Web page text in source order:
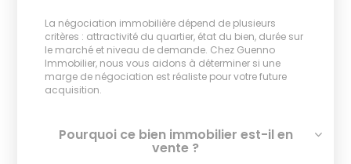
La négociation immobilière dépend de plusieurs
critères : attractivité du quartier, état du bien, durée sur
le marché et niveau de demande. Chez Guenno
Immobilier, nous vous aidons à déterminer si une
marge de négociation est réaliste pour votre future
acquisition.
Pourquoi ce bien immobilier est-il en
vente ?